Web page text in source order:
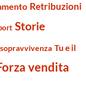
Retribuzioni
Storie
Tu e il
vendita